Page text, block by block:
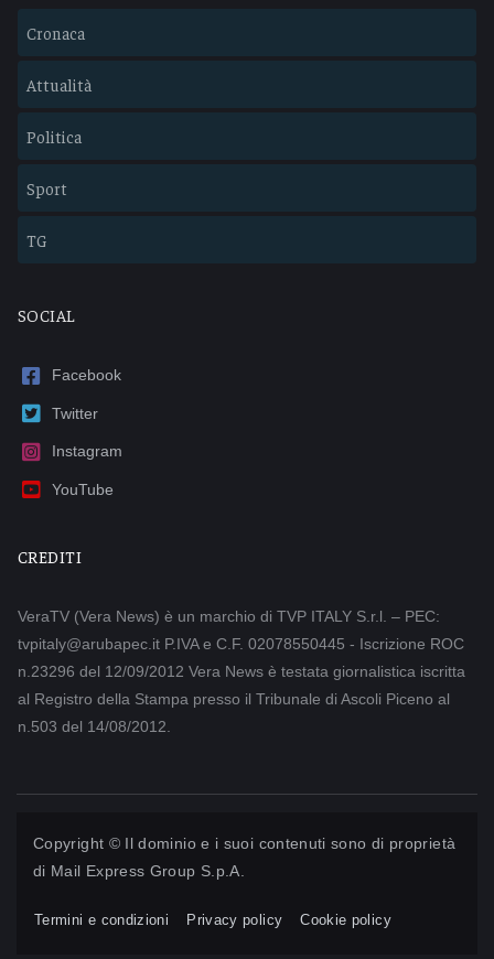
Cronaca
Attualità
Politica
Sport
TG
SOCIAL
Facebook
Twitter
Instagram
YouTube
CREDITI
VeraTV (Vera News) è un marchio di TVP ITALY S.r.l. – PEC:
tvpitaly@arubapec.it P.IVA e C.F. 02078550445 - Iscrizione ROC
n.23296 del 12/09/2012 Vera News è testata giornalistica iscritta
al Registro della Stampa presso il Tribunale di Ascoli Piceno al
n.503 del 14/08/2012.
Copyright © Il dominio e i suoi contenuti sono di proprietà
di Mail Express Group S.p.A.
Termini e condizioni Privacy policy Cookie policy